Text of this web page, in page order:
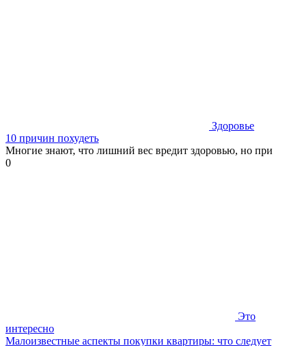
Здоровье
10 причин похудеть
Многие знают, что лишний вес вредит здоровью, но при
0
Это
интересно
Малоизвестные аспекты покупки квартиры: что следует